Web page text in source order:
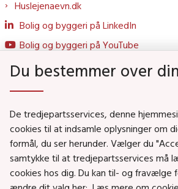
Huslejenaevn.dk
Bolig og byggeri på LinkedIn
Bolig og byggeri på YouTube
Social- og Boligministeriet
Job i Social- og Boligstyrelsen
Puljer og tilskud
Nyhedsbreve
Du bestemmer over
De tredjepartsservices, denne
cookies til at indsamle oplysninger om
formål, du ser herunder. Vælger du
samtykke til at tredjepartsservices må
cookies hos dig. Du kan til- og fravælge